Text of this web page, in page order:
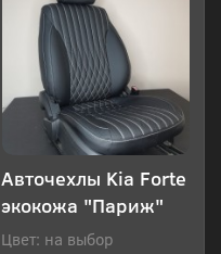
Авточехлы Kia Forte
экокожа "Париж"
Цвет: на выбор